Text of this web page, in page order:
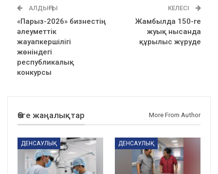
АЛДЫҢҒЫ
«Парыз-2026» бизнестің
әлеуметтік
жауапкершілігі
жөніндегі
республикалық
конкурсы
КЕЛЕСІ
Жамбылда 150-ге
жуық нысанда
құрылыс жүруде
Өзге жаңалықтар More From Author
ДЕНСАУЛЫҚ ДЕНСАУЛЫҚ